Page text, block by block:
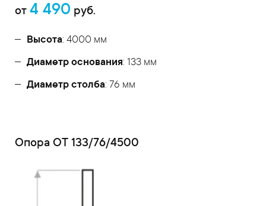
от 4 490 руб.
Высота: 4000 мм
Диаметр основания: 133 мм
Диаметр столба: 76 мм
Опора ОТ 133/76/4500